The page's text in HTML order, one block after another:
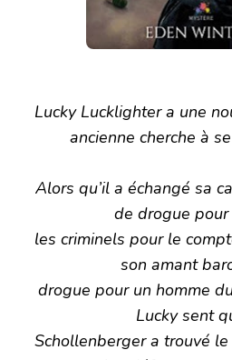
Lucky Lucklighter a une
ancienne cherche à
Alors qu’il a échangé sa
de drogue
les criminels pour le
son amant
drogue pour un homme
Lucky sent
Schollenberger a trouvé